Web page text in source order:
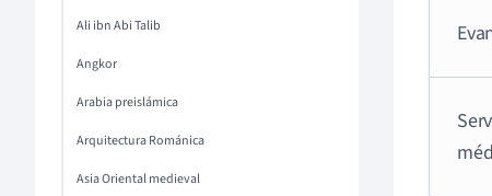
Ali ibn Abi Talib
Angkor
Arabia preislámica
Arquitectura Románica
Asia Oriental medieval